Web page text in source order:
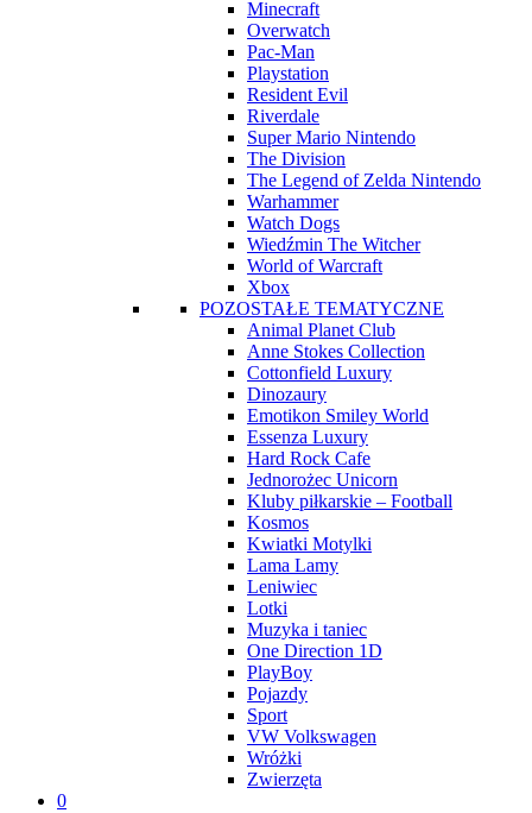
Minecraft
Overwatch
Pac-Man
Playstation
Resident Evil
Riverdale
Super Mario Nintendo
The Division
The Legend of Zelda Nintendo
Warhammer
Watch Dogs
Wiedźmin The Witcher
World of Warcraft
Xbox
POZOSTAŁE TEMATYCZNE
Animal Planet Club
Anne Stokes Collection
Cottonfield Luxury
Dinozaury
Emotikon Smiley World
Essenza Luxury
Hard Rock Cafe
Jednorożec Unicorn
Kluby piłkarskie – Football
Kosmos
Kwiatki Motylki
Lama Lamy
Leniwiec
Lotki
Muzyka i taniec
One Direction 1D
PlayBoy
Pojazdy
Sport
VW Volkswagen
Wróżki
Zwierzęta
0